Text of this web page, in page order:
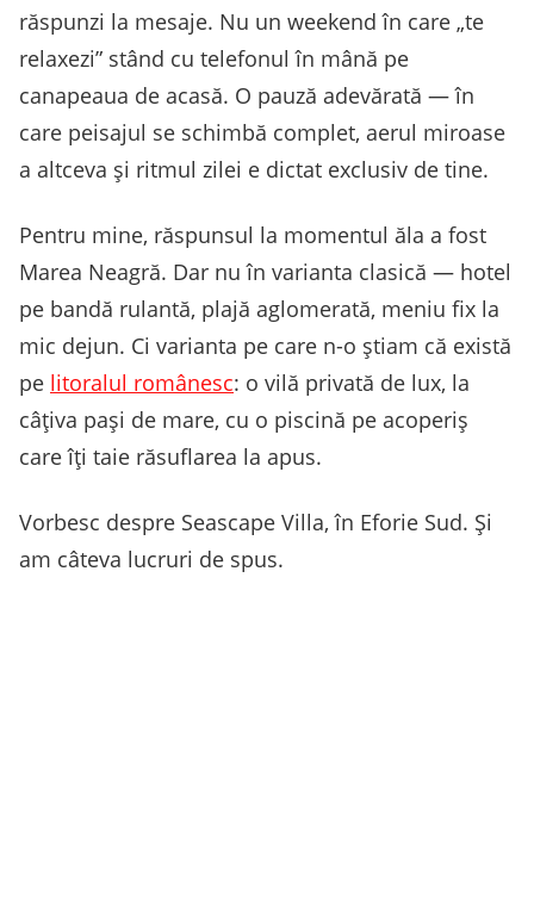
răspunzi la mesaje. Nu un weekend în care „te
relaxezi” stând cu telefonul în mână pe
canapeaua de acasă. O pauză adevărată — în
care peisajul se schimbă complet, aerul miroase
a altceva și ritmul zilei e dictat exclusiv de tine.
Pentru mine, răspunsul la momentul ăla a fost
Marea Neagră. Dar nu în varianta clasică — hotel
pe bandă rulantă, plajă aglomerată, meniu fix la
mic dejun. Ci varianta pe care n-o știam că există
pe litoralul românesc: o vilă privată de lux, la
câțiva pași de mare, cu o piscină pe acoperiș
care îți taie răsuflarea la apus.
Vorbesc despre Seascape Villa, în Eforie Sud. Și
am câteva lucruri de spus.